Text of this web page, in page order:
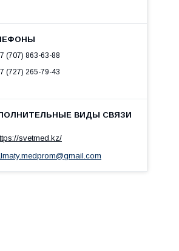
(707) 863-63-88
(727) 265-79-43
svetmed.kz/